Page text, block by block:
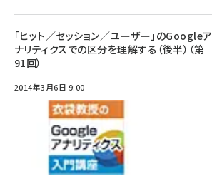
「ヒット／セッション／ユーザー」のGoogleア
ナリティクスでの区分を理解する（後半）（第
91回）
2014年3月6日 9:00